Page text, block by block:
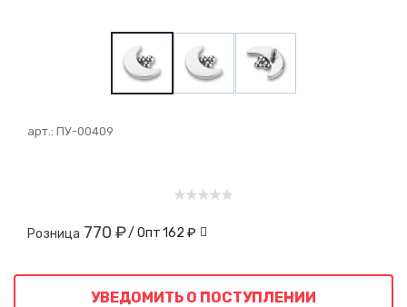
арт.: ПУ-00409
Розница 770 ₽/ Опт162 ₽
УВЕДОМИТЬ О ПОСТУПЛЕНИИ